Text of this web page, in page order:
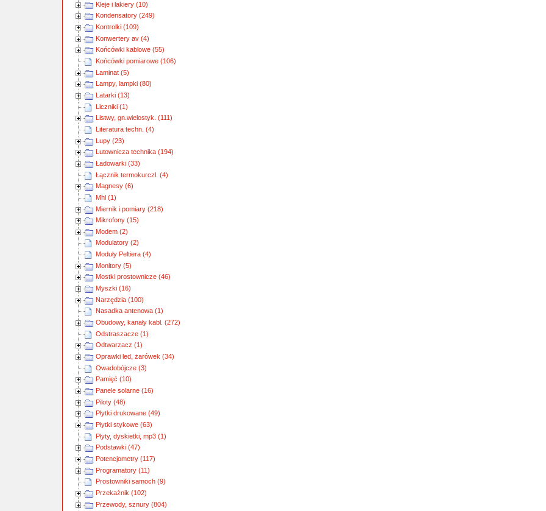
Kleje i lakiery (10)
Kondensatory (249)
Kontrolki (109)
Konwertery av (4)
Końcówki kablowe (55)
Końcówki pomiarowe (106)
Laminat (5)
Lampy, lampki (80)
Latarki (13)
Liczniki (1)
Listwy, gn.wielostyk. (111)
Literatura techn. (4)
Lupy (23)
Lutownicza technika (194)
Ładowarki (33)
Łącznik termokurczl. (4)
Magnesy (6)
Mhl (1)
Miernik i pomiary (218)
Mikrofony (15)
Modem (2)
Modulatory (2)
Moduły Peltiera (4)
Monitory (5)
Mostki prostownicze (46)
Myszki (16)
Narzędzia (100)
Nasadka antenowa (1)
Obudowy, kanały kabl. (272)
Odstraszacze (1)
Odtwarzacz (1)
Oprawki led, żarówek (34)
Owadobójcze (3)
Pamięć (10)
Panele solarne (16)
Piloty (48)
Płytki drukowane (49)
Płytki stykowe (63)
Płyty, dyskietki, mp3 (1)
Podstawki (47)
Potencjometry (117)
Programatory (11)
Prostowniki samoch (9)
Przekaźnik (102)
Przewody, sznury (804)